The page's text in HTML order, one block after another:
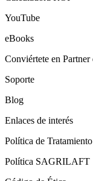
YouTube
eBooks
Conviértete en
Soporte
Blog
Enlaces de interés
Política de
Política SAGRILAFT